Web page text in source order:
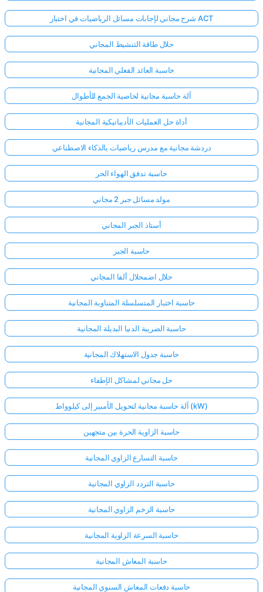
شرح مجاني لإجابات مسائل الرياضيات في اختبار ACT
حلال طاقة التنشيط المجاني
حاسبة العائد الفعلي المجانية
آلة حاسبة مجانية لخاصية الجمع للأطوال
أداة حل العمليات الأديباتيكية المجانية
دردشة مجانية مع مدرس رياضيات بالذكاء الاصطناعي
حاسبة تدفق الهواء الحر
مولد مسائل جبر 2 مجاني
أستاذ الجبر المجاني
حاسبة الجبر
حلال اضمحلال ألفا المجاني
حاسبة اختبار المتسلسلة المتناوبة المجانية
حاسبة الضريبة الدنيا البديلة المجانية
حاسبة جدول الاستهلاك المجانية
حل مجاني لمشاكل الإطفاء
آلة حاسبة مجانية لتحويل الأمبير إلى كيلوواط (kW)
حاسبة الزاوية الحرة بين متجهين
حاسبة التسارع الزاوي المجانية
حاسبة التردد الزاوي المجانية
حاسبة الزخم الزاوي المجانية
حاسبة السرعة الزاوية المجانية
حاسبة المعاش المجانية
حاسبة دفعات المعاش السنوي المجانية